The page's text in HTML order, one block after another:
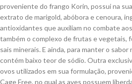
proveniente do frango Korin, possui na
extrato de marigold, abóbora e cenoura,
antioxidantes que auxiliam no combate
também o complexo de frutas e vegetais,
sais minerais. E ainda, para manter o
contém baixo teor de sódio. Outra
ovos utilizados em sua formulação,
Cage Free, no qual as aves possuem